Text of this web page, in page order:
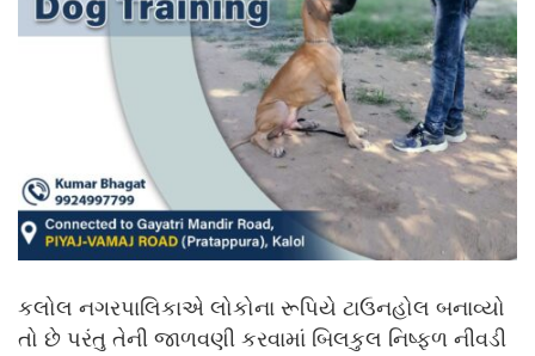
કલોલ નગરપાલિકાએ લોકોના રૂપિયે ટાઉનહોલ બનાવ્યો
તો છે પરંતુ તેની જાળવણી કરવામાં બિલકુલ નિષ્ફળ નીવડી